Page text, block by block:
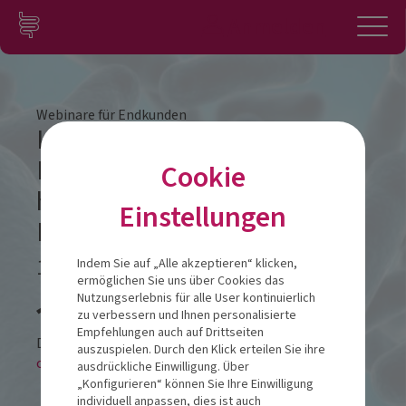
Zum Inhalt springen
Konto
Webinare für Endkunden
Indikationsspezifischer
Einsatz von Probiotika
höchster Qualität – eine
Erfolgsgeschichte
18.09.2025
Diese Veranstaltung findet als
online-LIVESTREAM statt.
Cookie
Einstellungen
Indem Sie auf „Alle akzeptieren“ klicken,
ermöglichen Sie uns über Cookies das
Nutzungserlebnis für alle User kontinuierlich
zu verbessern und Ihnen personalisierte
Empfehlungen auch auf Drittseiten
auszuspielen. Durch den Klick erteilen Sie ihre
ausdrückliche Einwilligung. Über
„Konfigurieren“ können Sie Ihre Einwilligung
individuell anpassen, dies ist auch